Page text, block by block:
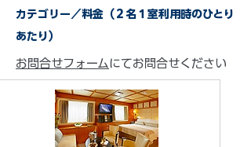
カテゴリー／料金（２名１室利用時のひとり
あたり）
お問合せフォームにてお問合せください